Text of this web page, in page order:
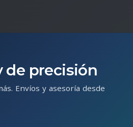
de precisión
Envíos y asesoría desde